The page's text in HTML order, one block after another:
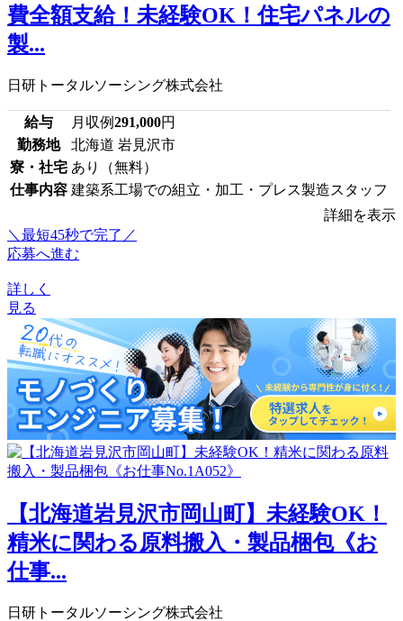
費全額支給！未経験OK！住宅パネルの
製...
日研トータルソーシング株式会社
給与 月収例291,000円
勤務地
北海道 岩見沢市
寮・社宅 あり（無料）
仕事内容 建築系工場での組立・加工・プレス製造スタッフ
詳細を表示
＼最短45秒で完了／
応募へ進む
詳しく
見る
【北海道岩見沢市岡山町】未経験OK！
精米に関わる原料搬入・製品梱包《お
仕事...
日研トータルソーシング株式会社